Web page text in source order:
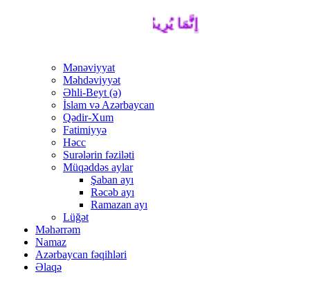
إِنَّمَا يُرِيدُ اللَّهُ لِيُذْهِبَ عَنْكُمُ
Mənəviyyat
Məhdəviyyət
Əhli-Beyt (ə)
İslam və Azərbaycan
Qədir-Xum
Fatimiyyə
Həcc
Surələrin fəziləti
Müqəddəs aylar
Şaban ayı
Rəcəb ayı
Ramazan ayı
Lüğət
Məhərrəm
Namaz
Azərbaycan fəqihləri
Əlaqə